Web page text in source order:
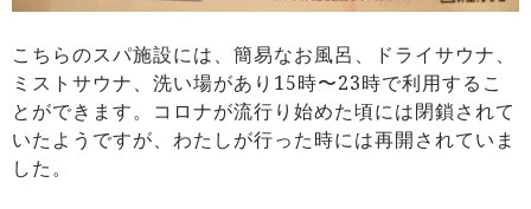
こちらのスパ施設には、簡易なお風呂、ドライサウナ、
ミストサウナ、洗い場があり15時〜23時で利用するこ
とができます。コロナが流行り始めた頃には閉鎖されて
いたようですが、わたしが行った時には再開されていま
した。